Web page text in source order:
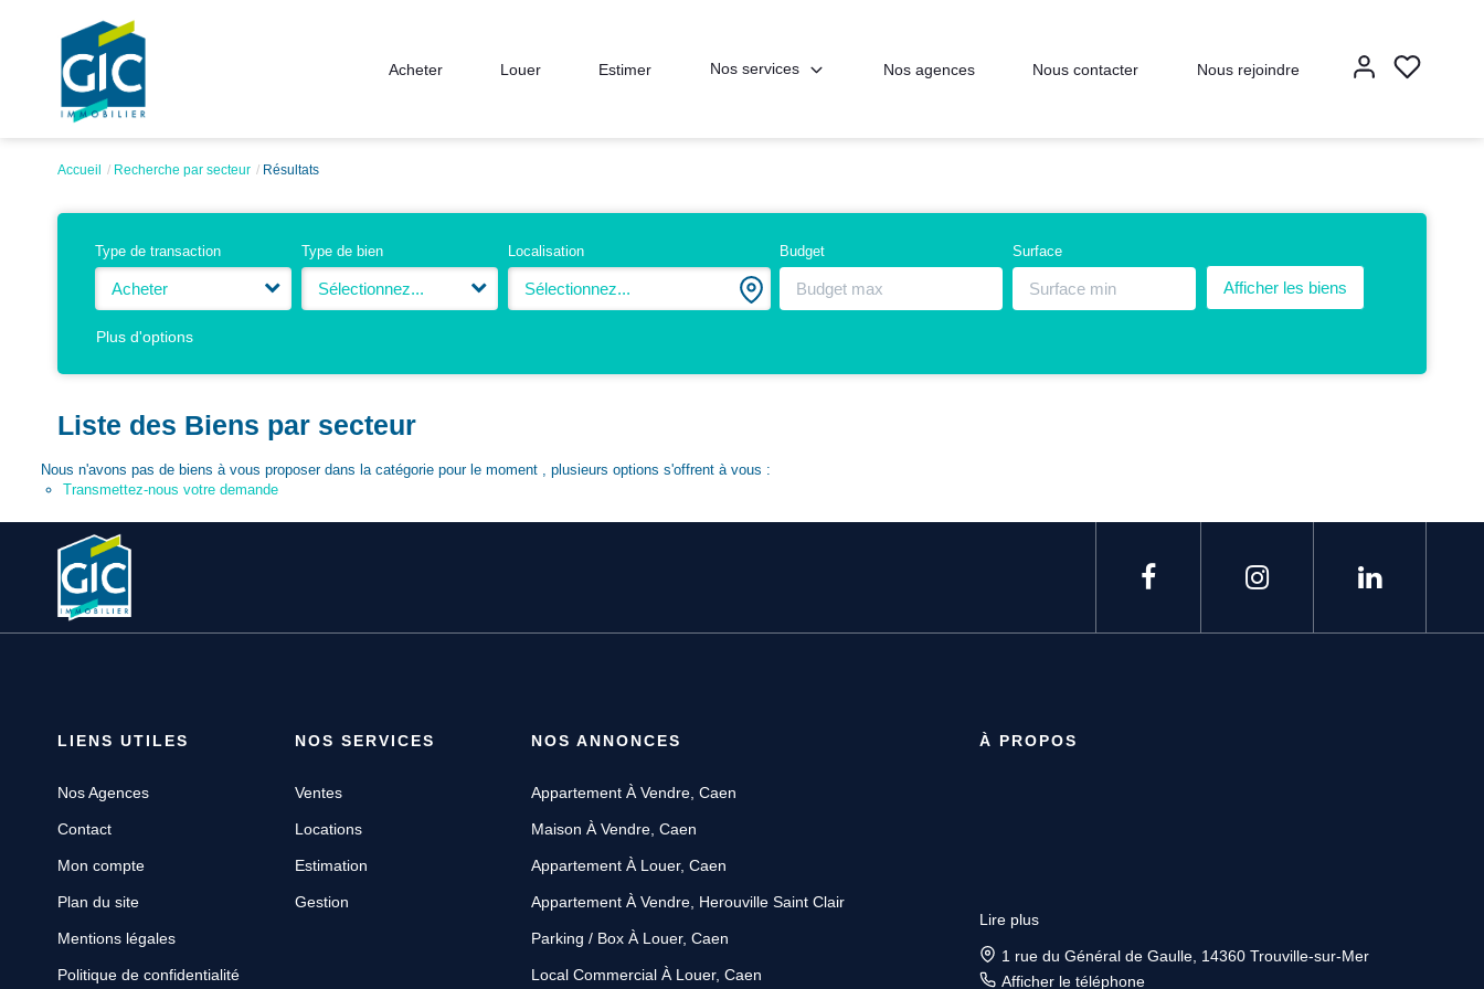
Acheter Louer Estimer Nos services Nos agences Nous contacter Nous rejoindre
Accueil Recherche par secteur Résultats
Type de transaction
Acheter
Type de bien
Sélectionnez...
Localisation
Sélectionnez...
Budget Surface
Plus d'options
Liste des Biens par secteur
Nous n'avons pas de biens à vous proposer dans la catégorie pour le moment , plusieurs options s'offrent à vous :
Transmettez-nous votre demande
LIENS UTILES
Nos Agences
Contact
Mon compte
Plan du site
Mentions légales
Politique de confidentialité
NOS SERVICES
Ventes
Locations
Estimation
Gestion
NOS ANNONCES
Appartement À Vendre, Caen
Maison À Vendre, Caen
Appartement À Louer, Caen
Appartement À Vendre, Herouville Saint Clair
Parking / Box À Louer, Caen
Local Commercial À Louer, Caen
À PROPOS
Lire plus
1 rue du Général de Gaulle, 14360 Trouville-sur-Mer
Afficher le téléphone